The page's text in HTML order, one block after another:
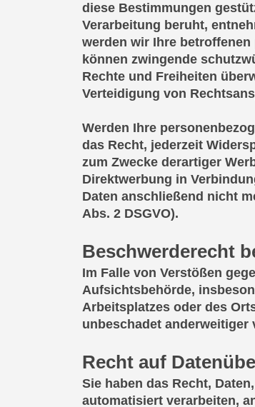
diese Bestimmungen
Verarbeitung beruht,
werden wir Ihre
können zwingende
Rechte und Freiheiten
Verteidigung von
Werden Ihre
das Recht, jederzeit
zum Zwecke derartiger
Direktwerbung in
Daten anschließend nicht
Abs. 2 DSGVO).
Beschwerderecht
Im Falle von Verstößen
Aufsichtsbehörde,
Arbeitsplatzes oder des
unbeschadet
Recht auf
Sie haben das Recht,
automatisiert verarbeiten,